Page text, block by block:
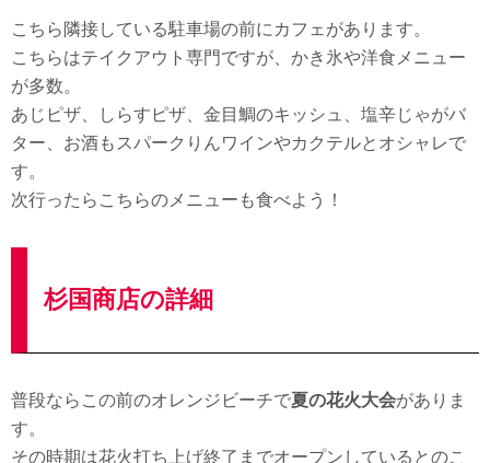
こちら隣接している駐車場の前にカフェがあります。
こちらはテイクアウト専門ですが、かき氷や洋食メニュー
が多数。
あじピザ、しらすピザ、金目鯛のキッシュ、塩辛じゃがバ
ター、お酒もスパークりんワインやカクテルとオシャレで
す。
次行ったらこちらのメニューも食べよう！
杉国商店の詳細
普段ならこの前のオレンジビーチで夏の花火大会がありま
す。
その時期は花火打ち上げ終了までオープンしているとのこ